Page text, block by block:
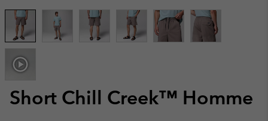
Short Chill Creek™ Homme